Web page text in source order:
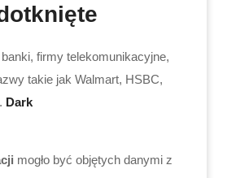
firmy telekomunikacyjne,
takie jak Walmart, HSBC,
Dark
mogło być objętych danymi z